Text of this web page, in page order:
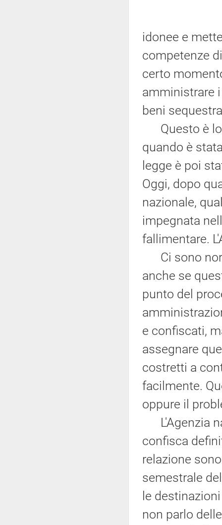
idonee e
competenze
certo
amministrare
beni
Questo è lo
quando è
legge è poi
Oggi, dopo
nazionale,
impegnata
fallimentare.
Ci sono
anche se
punto del
e confiscati,
assegnare
costretti a
facilmente.
oppure il
L'Agenzia
confisca
relazione
semestrale
le
non parlo